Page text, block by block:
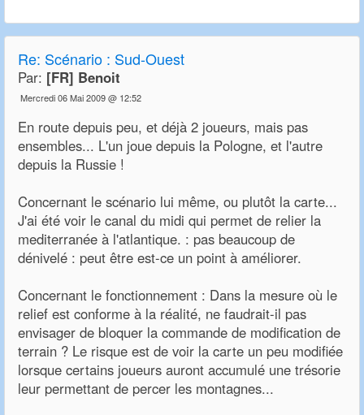
Re: Scénario : Sud-Ouest
Par: [FR] Benoit
Mercredi 06 Mai 2009 @ 12:52
En route depuis peu, et déjà 2 joueurs, mais pas
ensembles... L'un joue depuis la Pologne, et l'autre
depuis la Russie !
Concernant le scénario lui même, ou plutôt la carte...
J'ai été voir le canal du midi qui permet de relier la
mediterranée à l'atlantique. : pas beaucoup de
dénivelé : peut être est-ce un point à améliorer.
Concernant le fonctionnement : Dans la mesure où le
relief est conforme à la réalité, ne faudrait-il pas
envisager de bloquer la commande de modification de
terrain ? Le risque est de voir la carte un peu modifiée
lorsque certains joueurs auront accumulé une trésorie
leur permettant de percer les montagnes...